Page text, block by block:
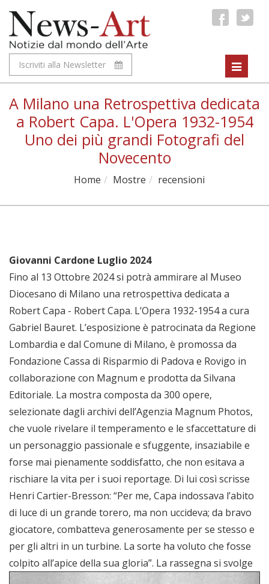
Iscriviti alla Newsletter
Toggle
A Milano una Retrospettiva dedicata
a Robert Capa. L'Opera 1932-1954
Uno dei più grandi Fotografi del
Novecento
Home Mostre recensioni
Giovanni Cardone Luglio 2024
Fino al 13 Ottobre 2024 si potrà ammirare al Museo
Diocesano di Milano una retrospettiva dedicata a
Robert Capa - Robert Capa. L’Opera 1932-1954 a cura
Gabriel Bauret. L’esposizione è patrocinata da Regione
Lombardia e dal Comune di Milano, è promossa da
Fondazione Cassa di Risparmio di Padova e Rovigo in
collaborazione con Magnum e prodotta da Silvana
Editoriale. La mostra composta da 300 opere,
selezionate dagli archivi dell’Agenzia Magnum Photos,
che vuole rivelare il temperamento e le sfaccettature di
un personaggio passionale e sfuggente, insaziabile e
forse mai pienamente soddisfatto, che non esitava a
rischiare la vita per i suoi reportage. Di lui così scrisse
Henri Cartier-Bresson: “Per me, Capa indossava l’abito
di luce di un grande torero, ma non uccideva; da bravo
giocatore, combatteva generosamente per se stesso e
per gli altri in un turbine. La sorte ha voluto che fosse
colpito all’apice della sua gloria”. La rassegna si svolge